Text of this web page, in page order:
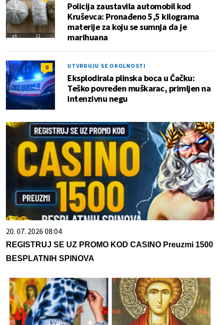
Policija zaustavila automobil kod
Kruševca: Pronađeno 5,5 kilograma
materije za koju se sumnja da je
marihuana
0 UTVRĐUJU SE OKOLNOSTI
Eksplodirala plinska boca u Čačku:
Teško povređen muškarac, primljen na
intenzivnu negu
20. 07. 2026 08:04
REGISTRUJ SE UZ PROMO KOD CASINO Preuzmi 1500
BESPLATNIH SPINOVA